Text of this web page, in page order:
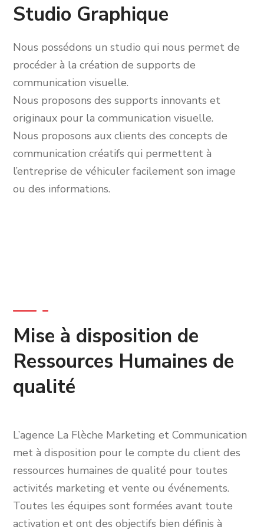
Studio Graphique
Nous possédons un studio qui nous permet de
procéder à la création de supports de
communication visuelle.
Nous proposons des supports innovants et
originaux pour la communication visuelle.
Nous proposons aux clients des concepts de
communication créatifs qui permettent à
l’entreprise de véhiculer facilement son image
ou des informations.
Mise à disposition de
Ressources Humaines de
qualité
L’agence La Flèche Marketing et Communication
met à disposition pour le compte du client des
ressources humaines de qualité pour toutes
activités marketing et vente ou événements.
Toutes les équipes sont formées avant toute
activation et ont des objectifs bien définis à